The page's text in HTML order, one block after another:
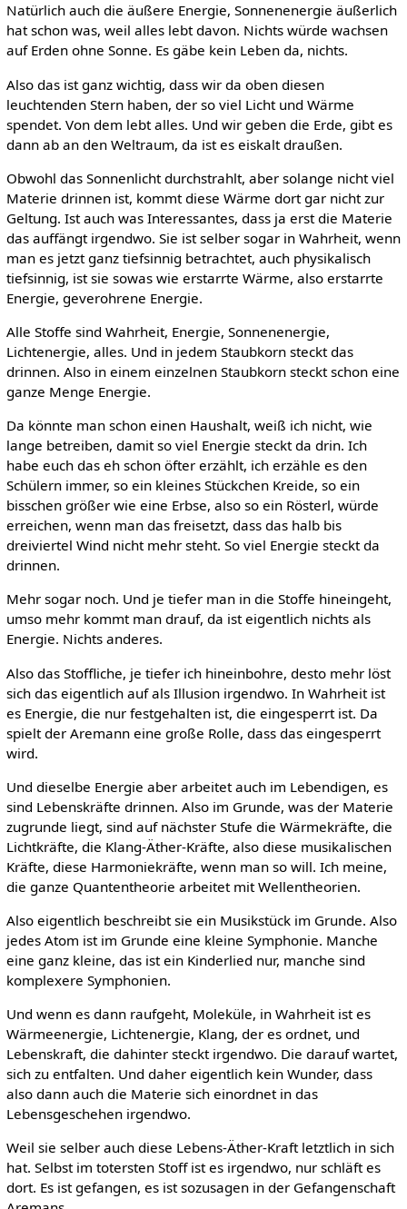
Natürlich auch die äußere Energie, Sonnenenergie äußerlich
hat schon was, weil alles lebt davon. Nichts würde wachsen
auf Erden ohne Sonne. Es gäbe kein Leben da, nichts.
Also das ist ganz wichtig, dass wir da oben diesen
leuchtenden Stern haben, der so viel Licht und Wärme
spendet. Von dem lebt alles. Und wir geben die Erde, gibt es
dann ab an den Weltraum, da ist es eiskalt draußen.
Obwohl das Sonnenlicht durchstrahlt, aber solange nicht viel
Materie drinnen ist, kommt diese Wärme dort gar nicht zur
Geltung. Ist auch was Interessantes, dass ja erst die Materie
das auffängt irgendwo. Sie ist selber sogar in Wahrheit, wenn
man es jetzt ganz tiefsinnig betrachtet, auch physikalisch
tiefsinnig, ist sie sowas wie erstarrte Wärme, also erstarrte
Energie, geverohrene Energie.
Alle Stoffe sind Wahrheit, Energie, Sonnenenergie,
Lichtenergie, alles. Und in jedem Staubkorn steckt das
drinnen. Also in einem einzelnen Staubkorn steckt schon eine
ganze Menge Energie.
Da könnte man schon einen Haushalt, weiß ich nicht, wie
lange betreiben, damit so viel Energie steckt da drin. Ich
habe euch das eh schon öfter erzählt, ich erzähle es den
Schülern immer, so ein kleines Stückchen Kreide, so ein
bisschen größer wie eine Erbse, also so ein Rösterl, würde
erreichen, wenn man das freisetzt, dass das halb bis
dreiviertel Wind nicht mehr steht. So viel Energie steckt da
drinnen.
Mehr sogar noch. Und je tiefer man in die Stoffe hineingeht,
umso mehr kommt man drauf, da ist eigentlich nichts als
Energie. Nichts anderes.
Also das Stoffliche, je tiefer ich hineinbohre, desto mehr löst
sich das eigentlich auf als Illusion irgendwo. In Wahrheit ist
es Energie, die nur festgehalten ist, die eingesperrt ist. Da
spielt der Aremann eine große Rolle, dass das eingesperrt
wird.
Und dieselbe Energie aber arbeitet auch im Lebendigen, es
sind Lebenskräfte drinnen. Also im Grunde, was der Materie
zugrunde liegt, sind auf nächster Stufe die Wärmekräfte, die
Lichtkräfte, die Klang-Äther-Kräfte, also diese musikalischen
Kräfte, diese Harmoniekräfte, wenn man so will. Ich meine,
die ganze Quantentheorie arbeitet mit Wellentheorien.
Also eigentlich beschreibt sie ein Musikstück im Grunde. Also
jedes Atom ist im Grunde eine kleine Symphonie. Manche
eine ganz kleine, das ist ein Kinderlied nur, manche sind
komplexere Symphonien.
Und wenn es dann raufgeht, Moleküle, in Wahrheit ist es
Wärmeenergie, Lichtenergie, Klang, der es ordnet, und
Lebenskraft, die dahinter steckt irgendwo. Die darauf wartet,
sich zu entfalten. Und daher eigentlich kein Wunder, dass
also dann auch die Materie sich einordnet in das
Lebensgeschehen irgendwo.
Weil sie selber auch diese Lebens-Äther-Kraft letztlich in sich
hat. Selbst im totersten Stoff ist es irgendwo, nur schläft es
dort. Es ist gefangen, es ist sozusagen in der Gefangenschaft